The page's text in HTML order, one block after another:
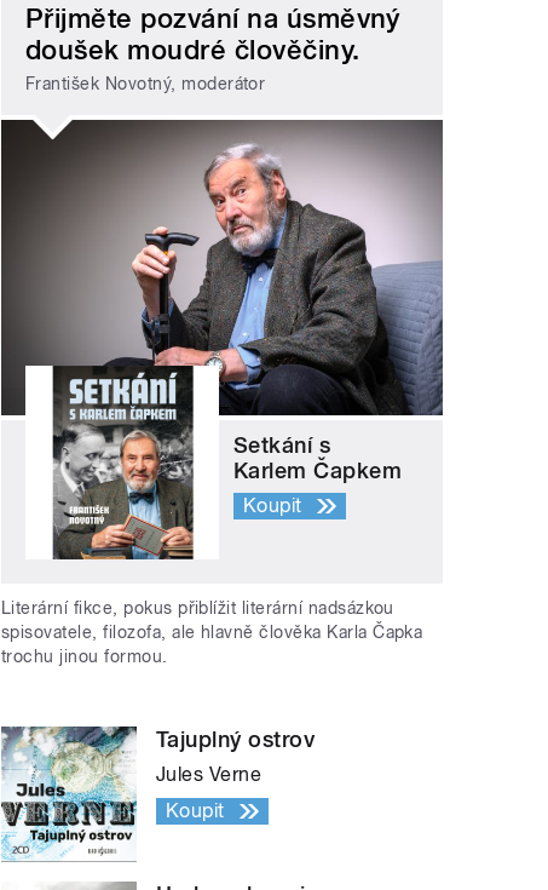
Přijměte pozvání na úsměvný
doušek moudré člověčiny.
František Novotný, moderátor
Setkání s
Karlem Čapkem
Koupit
Literární fikce, pokus přiblížit literární nadsázkou
spisovatele, filozofa, ale hlavně člověka Karla Čapka
trochu jinou formou.
Tajuplný ostrov
Jules Verne
Koupit